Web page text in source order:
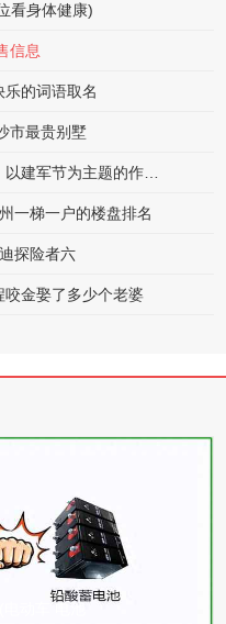
看身体健康)
信息
的词语取名
市最贵别墅
一梯一户的楼盘排名
探险者六
金娶了多少个老婆
动车 电池